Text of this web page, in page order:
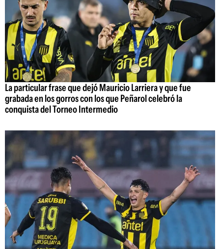
La particular frase que dejó Mauricio Larriera y que fue
grabada en los gorros con los que Peñarol celebró la
conquista del Torneo Intermedio